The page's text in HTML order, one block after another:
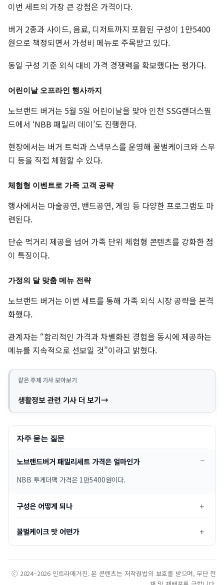
이번 세트의 가장 큰 강점은 가격이다.
버거 2종과 사이드, 음료, 디저트까지 포함된 구성이 1만5400
원으로 책정되면서 가성비 메뉴로 주목받고 있다.
동일 구성 기준 외식 대비 가격 경쟁력을 확보했다는 평가다.
어린이날 오프라인 행사까지
노브랜드 버거는 5월 5일 어린이날을 맞아 인천 SSG랜더스필
드에서 ‘NBB 패밀리 데이’도 진행한다.
현장에서는 버거 트럭과 스낵부스를 운영해 꿀벌케이크와 스무
디 등을 직접 체험할 수 있다.
체험형 이벤트로 가족 고객 공략
행사에서는 마술공연, 밴드공연, 게임 등 다양한 프로그램도 마
련된다.
단순 먹거리 제공을 넘어 가족 단위 체험형 콘텐츠를 강화한 점
이 특징이다.
가정의 달 맞춤 메뉴 전략
노브랜드 버거는 이번 세트를 통해 가족 외식 시장 공략을 본격
화했다.
관계자는 “합리적인 가격과 차별화된 경험을 동시에 제공하는
메뉴를 지속적으로 선보일 것”이라고 밝혔다.
같은 주제 기사 모아보기
생활정보 관련 기사 더 보기
자주 묻는 질문
노브랜드버거 패밀리세트 가격은 얼마인가
NBB 투게더팩 가격은 1만5400원이다.
구성은 어떻게 되나
꿀벌케이크 맛 어떤가
ⓒ 2024–2026 인트라매거진. 본 콘텐츠는 저작권법의 보호를 받으며, 무단 전